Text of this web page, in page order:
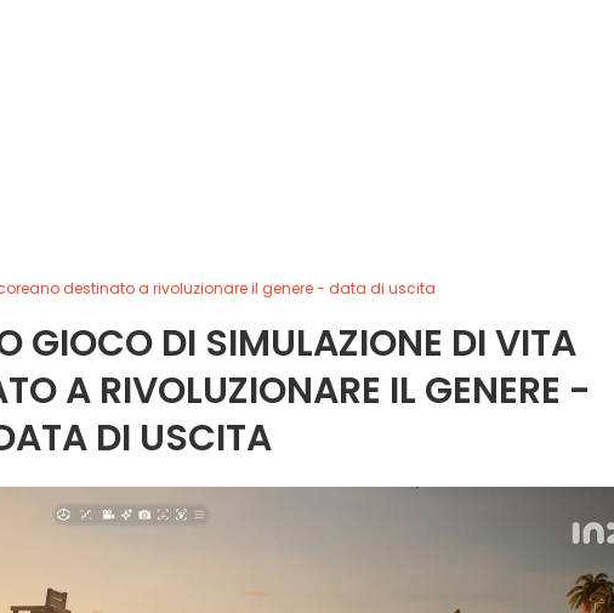
destinato a rivoluzionare il genere - data di uscita
GIOCO DI SIMULAZIONE DI VITA
A RIVOLUZIONARE IL GENERE -
DI USCITA